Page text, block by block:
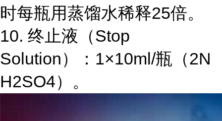
时每瓶用蒸馏水稀释25倍。
10. 终止液（Stop
Solution）： 1×10ml/瓶（2N
H2SO4）。